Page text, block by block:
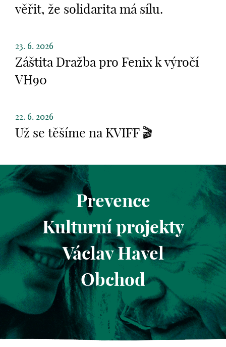
věřit, že solidarita má sílu.
23. 6. 2026
Záštita Dražba pro Fenix k výročí
VH90
22. 6. 2026
Už se těšíme na KVIFF 🎬
Prevence
Kulturní projekty
Václav Havel
Obchod